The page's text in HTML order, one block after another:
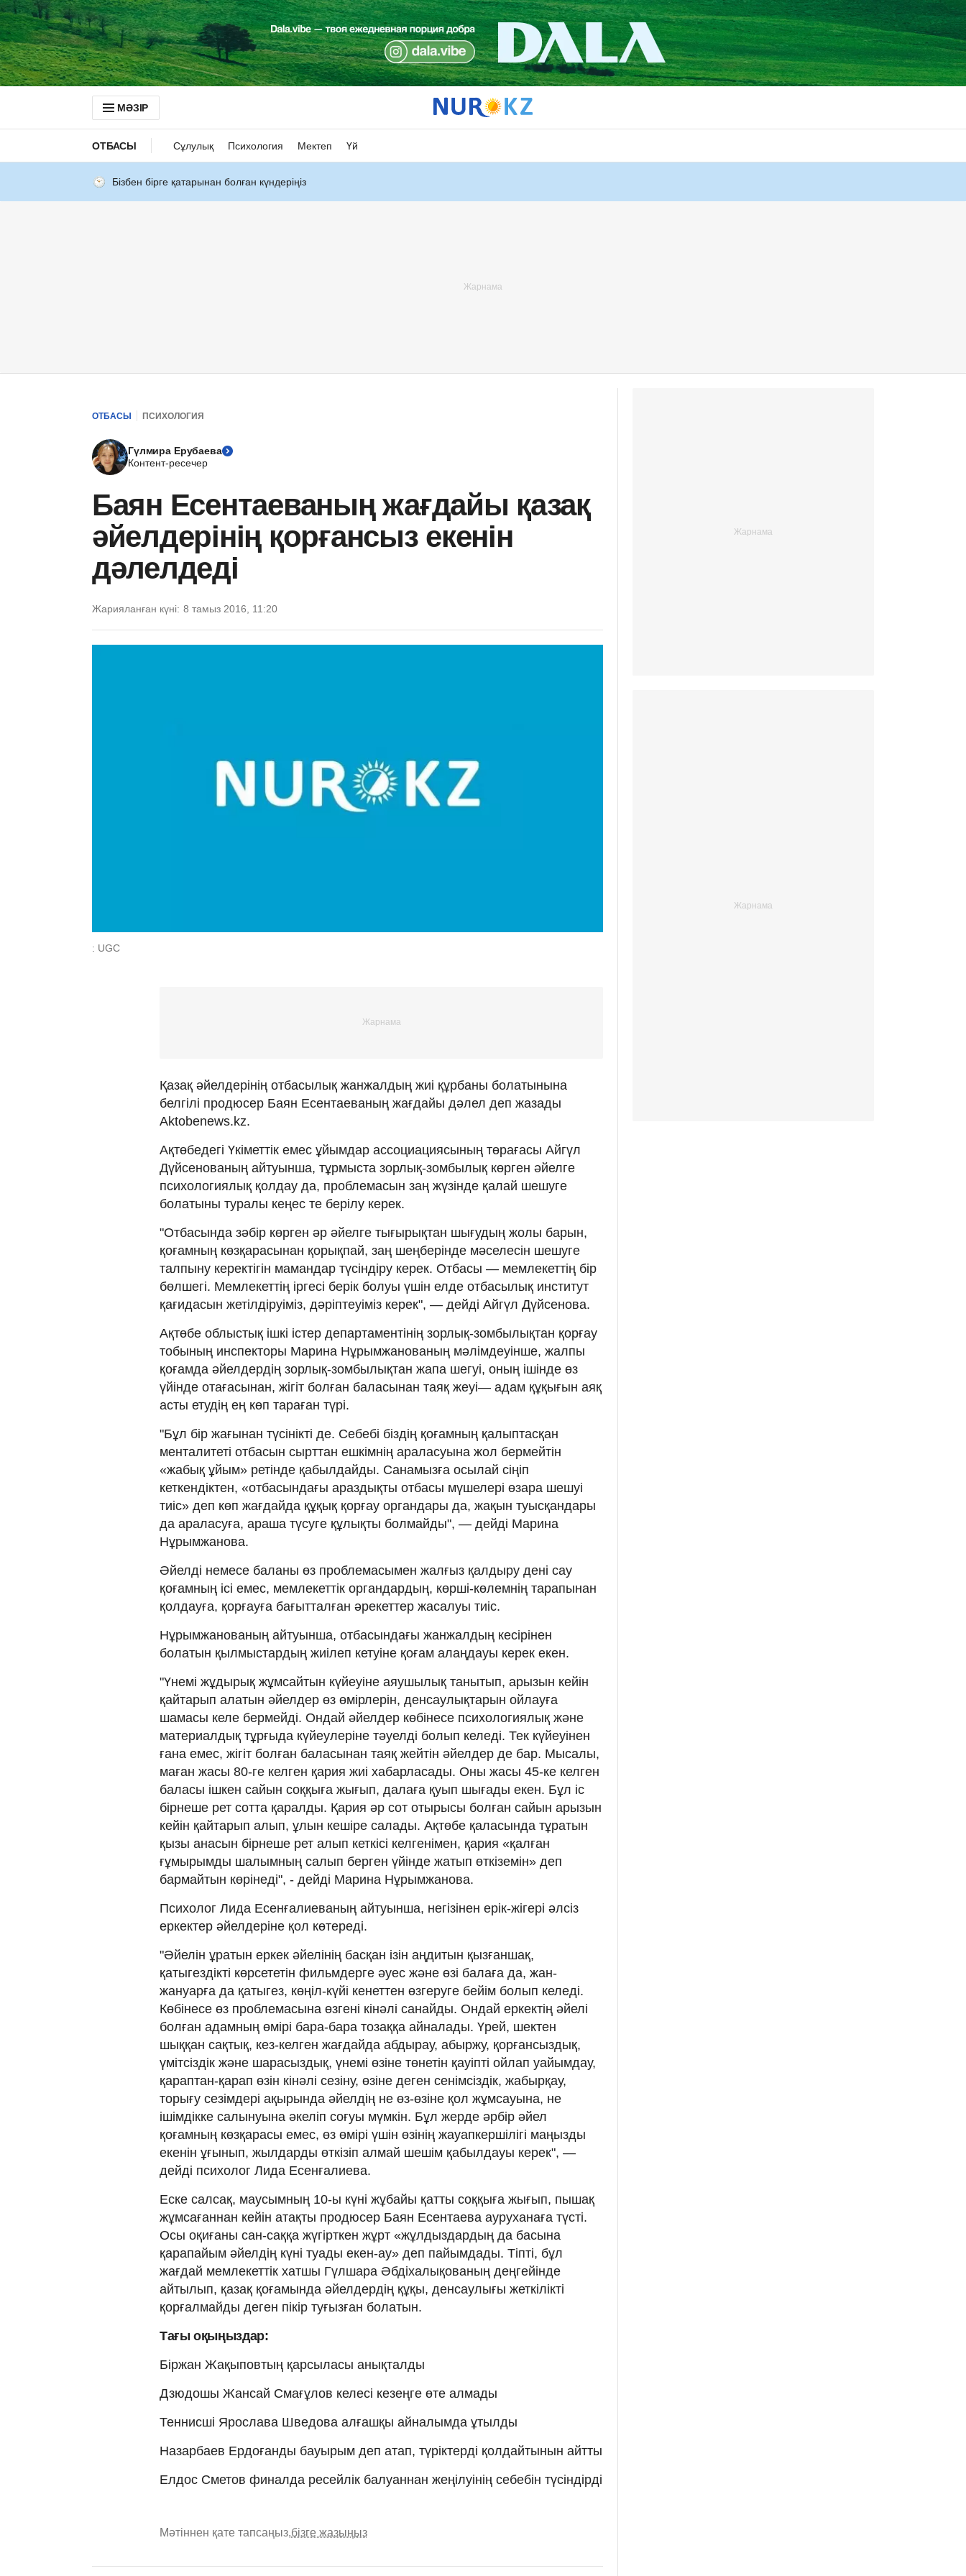
МӘЗІР
ОТБАСЫ Сұлулық Психология Мектеп Үй
Бізбен бірге қатарынан болған күндеріңіз
ОТБАСЫ ПСИХОЛОГИЯ
Гүлмира Ерубаева
Контент-ресечер
Баян Есентаеваның жағдайы қазақ
әйелдерінің қорғансыз екенін
дәлелдеді
Жарияланған күні: 8 тамыз 2016, 11:20
: UGC
Қазақ әйелдерінің отбасылық жанжалдың жиі құрбаны болатынына
белгілі продюсер Баян Есентаеваның жағдайы дәлел деп жазады
Aktobenews.kz.
Ақтөбедегі Үкіметтік емес ұйымдар ассоциациясының төрағасы Айгүл
Дүйсенованың айтуынша, тұрмыста зорлық-зомбылық көрген әйелге
психологиялық қолдау да, проблемасын заң жүзінде қалай шешуге
болатыны туралы кеңес те берілу керек.
"Отбасында зәбір көрген әр әйелге тығырықтан шығудың жолы барын,
қоғамның көзқарасынан қорықпай, заң шеңберінде мәселесін шешуге
талпыну керектігін мамандар түсіндіру керек. Отбасы — мемлекеттің бір
бөлшегі. Мемлекеттің іргесі берік болуы үшін елде отбасылық институт
қағидасын жетілдіруіміз, дәріптеуіміз керек", — дейді Айгүл Дүйсенова.
Ақтөбе облыстық ішкі істер департаментінің зорлық-зомбылықтан қорғау
тобының инспекторы Марина Нұрымжанованың мәлімдеуінше, жалпы
қоғамда әйелдердің зорлық-зомбылықтан жапа шегуі, оның ішінде өз
үйінде отағасынан, жігіт болған баласынан таяқ жеуі— адам құқығын аяқ
асты етудің ең көп тараған түрі.
"Бұл бір жағынан түсінікті де. Себебі біздің қоғамның қалыптасқан
менталитеті отбасын сырттан ешкімнің араласуына жол бермейтін
«жабық ұйым» ретінде қабылдайды. Санамызға осылай сіңіп
кеткендіктен, «отбасындағы араздықты отбасы мүшелері өзара шешуі
тиіс» деп көп жағдайда құқық қорғау органдары да, жақын туысқандары
да араласуға, араша түсуге құлықты болмайды", — дейді Марина
Нұрымжанова.
Әйелді немесе баланы өз проблемасымен жалғыз қалдыру дені сау
қоғамның ісі емес, мемлекеттік органдардың, көрші-көлемнің тарапынан
қолдауға, қорғауға бағытталған әрекеттер жасалуы тиіс.
Нұрымжанованың айтуынша, отбасындағы жанжалдың кесірінен
болатын қылмыстардың жиілеп кетуіне қоғам алаңдауы керек екен.
"Үнемі жұдырық жұмсайтын күйеуіне аяушылық танытып, арызын кейін
қайтарып алатын әйелдер өз өмірлерін, денсаулықтарын ойлауға
шамасы келе бермейді. Ондай әйелдер көбінесе психологиялық және
материалдық тұрғыда күйеулеріне тәуелді болып келеді. Тек күйеуінен
ғана емес, жігіт болған баласынан таяқ жейтін әйелдер де бар. Мысалы,
маған жасы 80-ге келген қария жиі хабарласады. Оны жасы 45-ке келген
баласы ішкен сайын соққыға жығып, далаға қуып шығады екен. Бұл іс
бірнеше рет сотта қаралды. Қария әр сот отырысы болған сайын арызын
кейін қайтарып алып, ұлын кешіре салады. Ақтөбе қаласында тұратын
қызы анасын бірнеше рет алып кеткісі келгенімен, қария «қалған
ғұмырымды шалымның салып берген үйінде жатып өткіземін» деп
бармайтын көрінеді", - дейді Марина Нұрымжанова.
Психолог Лида Есенғалиеваның айтуынша, негізінен ерік-жігері әлсіз
еркектер әйелдеріне қол көтереді.
"Әйелін ұратын еркек әйелінің басқан ізін аңдитын қызғаншақ,
қатыгездікті көрсететін фильмдерге әуес және өзі балаға да, жан-
жануарға да қатыгез, көңіл-күйі кенеттен өзгеруге бейім болып келеді.
Көбінесе өз проблемасына өзгені кінәлі санайды. Ондай еркектің әйелі
болған адамның өмірі бара-бара тозаққа айналады. Үрей, шектен
шыққан сақтық, кез-келген жағдайда абдырау, абыржу, қорғансыздық,
үмітсіздік және шарасыздық, үнемі өзіне төнетін қауіпті ойлап уайымдау,
қараптан-қарап өзін кінәлі сезіну, өзіне деген сенімсіздік, жабырқау,
торығу сезімдері ақырында әйелдің не өз-өзіне қол жұмсауына, не
ішімдікке салынуына әкеліп соғуы мүмкін. Бұл жерде әрбір әйел
қоғамның көзқарасы емес, өз өмірі үшін өзінің жауапкершілігі маңызды
екенін ұғынып, жылдарды өткізіп алмай шешім қабылдауы керек", —
дейді психолог Лида Есенғалиева.
Еске салсақ, маусымның 10-ы күні жұбайы қатты соққыға жығып, пышақ
жұмсағаннан кейін атақты продюсер Баян Есентаева ауруханаға түсті.
Осы оқиғаны сан-саққа жүгірткен жұрт «жұлдыздардың да басына
қарапайым әйелдің күні туады екен-ау» деп пайымдады. Тіпті, бұл
жағдай мемлекеттік хатшы Гүлшара Әбдіхалықованың деңгейінде
айтылып, қазақ қоғамында әйелдердің құқы, денсаулығы жеткілікті
қорғалмайды деген пікір туғызған болатын.
Тағы оқыңыздар:
Біржан Жақыповтың қарсыласы анықталды
Дзюдошы Жансай Смағұлов келесі кезеңге өте алмады
Теннисші Ярослава Шведова алғашқы айналымда ұтылды
Назарбаев Ердоғанды бауырым деп атап, түріктерді қолдайтынын айтты
Елдос Сметов финалда ресейлік балуаннан жеңілуінің себебін түсіндірді
Мәтіннен қате тапсаңыз,бізге жазыңыз